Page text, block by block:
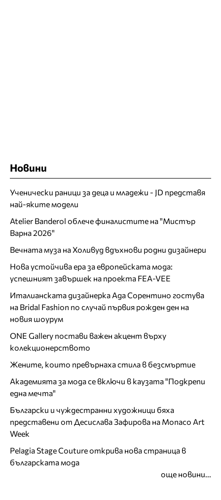
Новини
Ученически раници за деца и младежи - JD представя
най-яките модели
Atelier Banderol облече финалистите на "Мистър
Варна 2026"
Вечната муза на Холивуд вдъхнови родни дизайнери
Нова устойчива ера за европейската мода:
успешният завършек на проекта FEA-VEE
Италианската дизайнерка Ада Сорентино гостува
на Bridal Fashion по случай първия рожден ден на
новия шоурум
ONE Gallery постави важен акцент върху
колекционерството
Жените, които превърнаха стила в безсмъртие
Академията за мода се включи в каузата "Подкрепи
една мечта"
Български и чуждестранни художници бяха
представени от Десислава Зафирова на Monaco Art
Week
Pelagia Stage Couture открива нова страница в
българската мода
още новини...